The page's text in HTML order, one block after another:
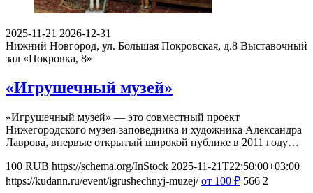
2025-11-21 2026-12-31
Нижний Новгород, ул. Большая Покровская, д.8 Выставочный
зал «Покровка, 8»
«Игрушечный музей»
«Игрушечный музей» — это совместный проект
Нижегородского музея-заповедника и художника Александра
Лаврова, впервые открытый широкой публике в 2011 году…
100 RUB https://schema.org/InStock 2025-11-21T22:50:00+03:00
https://kudann.ru/event/igrushechnyj-muzej/ от 100 ₽ 566 2